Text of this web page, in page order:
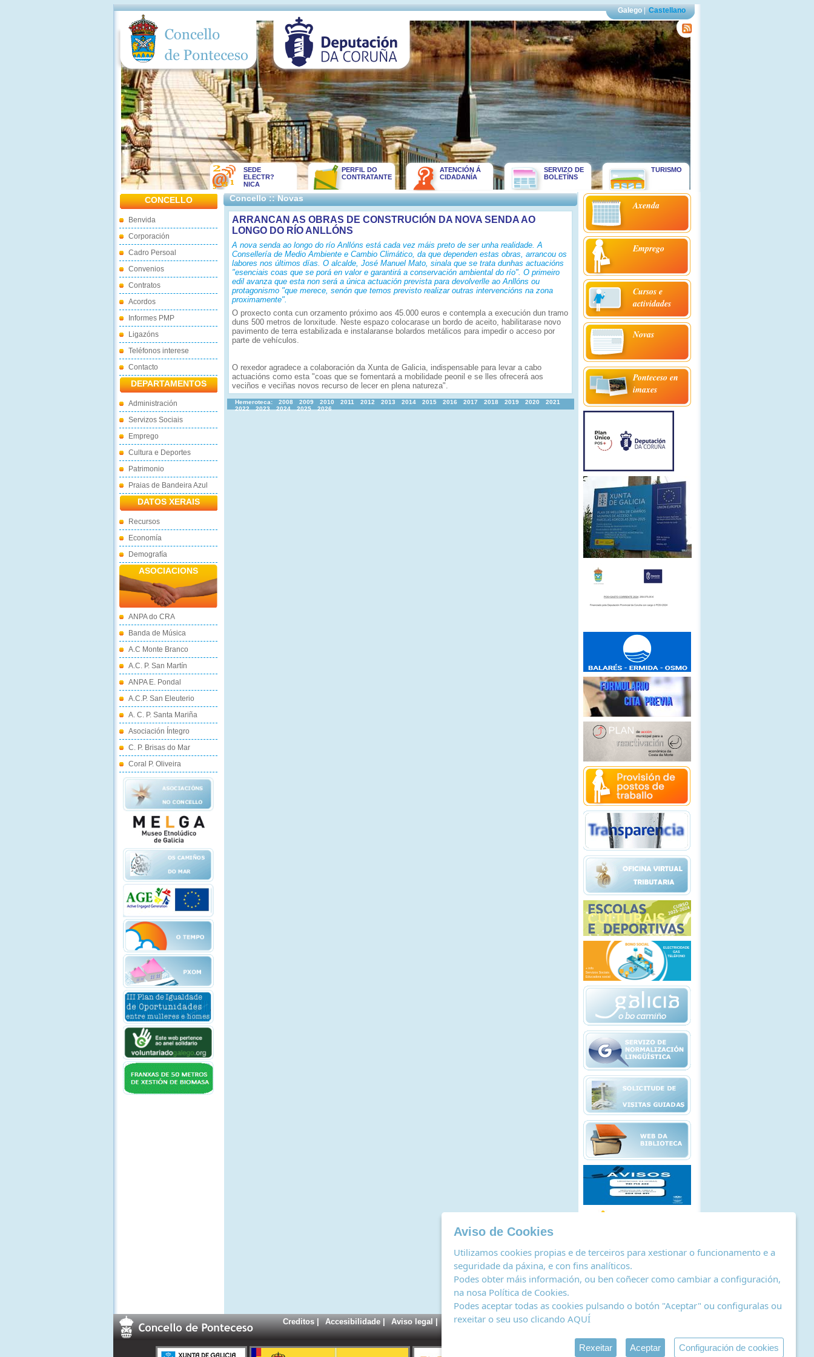
Galego| Castellano
SEDE
ELECTR?
NICA
PERFIL DO
CONTRATANTE
ATENCIÓN Á
CIDADANÍA
SERVIZO DE
BOLETÍNS
TURISMO
CONCELLO
Benvida
Corporación
Cadro Persoal
Convenios
Contratos
Acordos
Informes PMP
Ligazóns
Teléfonos interese
Contacto
DEPARTAMENTOS
Administración
Servizos Sociais
Emprego
Cultura e Deportes
Patrimonio
Praias de Bandeira Azul
DATOS XERAIS
Recursos
Economía
Demografía
ASOCIACIONS
ANPA do CRA
Banda de Música
A.C Monte Branco
A.C. P. San Martín
ANPA E. Pondal
A.C.P. San Eleuterio
A. C. P. Santa Mariña
Asociación Íntegro
C. P. Brisas do Mar
Coral P. Oliveira
Concello :: Novas
ARRANCAN AS OBRAS DE CONSTRUCIÓN DA NOVA SENDA AO
LONGO DO RÍO ANLLÓNS
A nova senda ao longo do río Anllóns está cada vez máis preto de ser unha realidade. A
Consellería de Medio Ambiente e Cambio Climático, da que dependen estas obras, arrancou os
labores nos últimos días. O alcalde, José Manuel Mato, sinala que se trata dunhas actuacións
"esenciais coas que se porá en valor e garantirá a conservación ambiental do río". O primeiro
edil avanza que esta non será a única actuación prevista para devolverlle ao Anllóns ou
protagonismo "que merece, senón que temos previsto realizar outras intervencións na zona
proximamente".
O proxecto conta cun orzamento próximo aos 45.000 euros e contempla a execución dun tramo
duns 500 metros de lonxitude. Neste espazo colocarase un bordo de aceito, habilitarase novo
pavimento de terra estabilizada e instalaranse bolardos metálicos para impedir o acceso por
parte de vehículos.
O rexedor agradece a colaboración da Xunta de Galicia, indispensable para levar a cabo
actuacións como esta "coas que se fomentará a mobilidade peonil e se lles ofrecerá aos
veciños e veciñas novos recurso de lecer en plena natureza".
Hemeroteca: 2008 2009 2010 2011 2012 2013 2014 2015 2016 2017 2018 2019 2020
2021
2022
2023 2024 2025 2026
Axenda
Emprego
Cursos e
actividades
Novas
Ponteceso en
imaxes
Creditos| Accesibilidade| Aviso legal| Política de cookies| Rexistro de actividades de tratamento
Aviso de Cookies
Utilizamos cookies propias e de terceiros para xestionar o funcionamento e a
seguridade da páxina, e con fins analíticos.
Podes obter máis información, ou ben coñecer como cambiar a configuración,
na nosa Política de Cookies.
Podes aceptar todas as cookies pulsando o botón "Aceptar" ou configuralas ou
rexeitar o seu uso clicando AQUÍ
Rexeitar Aceptar Configuración de cookies